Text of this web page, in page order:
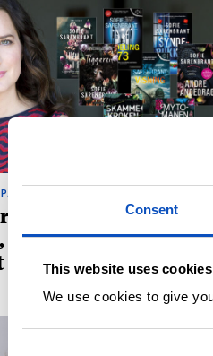
Consent
This website uses cookies
We use cookies to give
NORSK
krimhelt Emma
vakker og litt for
beste